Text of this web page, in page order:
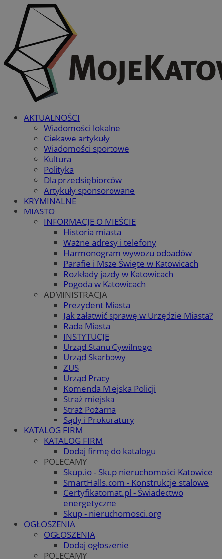
AKTUALNOŚCI
Wiadomości lokalne
Ciekawe artykuły
Wiadomości sportowe
Kultura
Polityka
Dla przedsiębiorców
Artykuły sponsorowane
KRYMINALNE
MIASTO
INFORMACJE O MIEŚCIE
Historia miasta
Ważne adresy i telefony
Harmonogram wywozu odpadów
Parafie i Msze Święte w Katowicach
Rozkłady jazdy w Katowicach
Pogoda w Katowicach
ADMINISTRACJA
Prezydent Miasta
Jak załatwić sprawę w Urzędzie Miasta?
Rada Miasta
INSTYTUCJE
Urząd Stanu Cywilnego
Urząd Skarbowy
ZUS
Urząd Pracy
Komenda Miejska Policji
Straż miejska
Straż Pożarna
Sądy i Prokuratury
KATALOG FIRM
KATALOG FIRM
Dodaj firmę do katalogu
POLECAMY
Skup.io - Skup nieruchomości Katowice
SmartHalls.com - Konstrukcje stalowe
Certyfikatomat.pl - Świadectwo
energetyczne
Skup - nieruchomosci.org
OGŁOSZENIA
OGŁOSZENIA
Dodaj ogłoszenie
POLECAMY